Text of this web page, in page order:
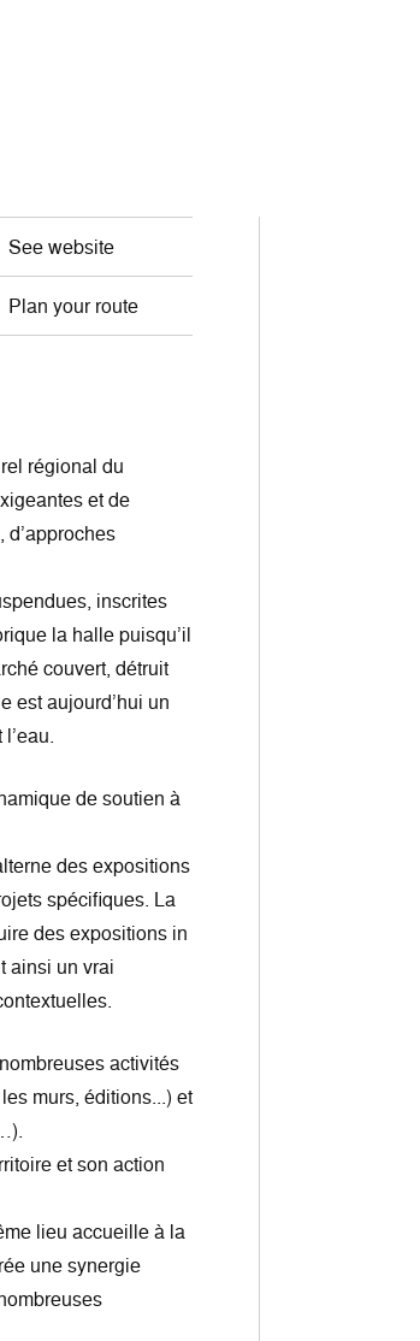
See website
Plan your route
régional du
et de
inscrites
la halle puisqu’il
couvert, détruit
est aujourd’hui un
de soutien à
des expositions
spécifiques. La
des expositions in
ainsi un vrai
activités
murs, éditions...) et
et son action
lieu accueille à la
une synergie